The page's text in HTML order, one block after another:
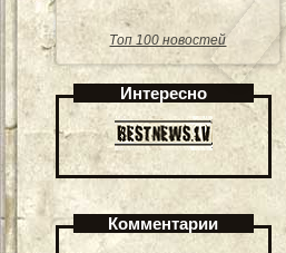
Топ 100 новостей
Интересно
Комментарии